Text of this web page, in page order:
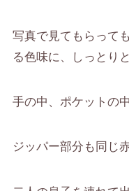
写真で見てもらって
る色味に、しっとり
手の中、ポケットの
ジッパー部分も同じ